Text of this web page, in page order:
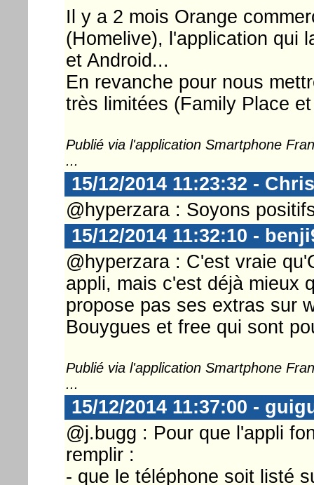
Il y a 2 mois Orange
(Homelive), l'application qui
et Android...
En revanche pour nous
très limitées (Family Place
Publié via l'application Smartphone
...
15/12/2014 11:23:32 -
@hyperzara : Soyons
15/12/2014 11:32:10 -
@hyperzara : C'est vraie
appli, mais c'est déjà mieux
propose pas ses extras sur
Bouygues et free qui sont
Publié via l'application Smartphone
...
15/12/2014 11:37:00 -
@j.bugg : Pour que l'appli
remplir :
- que le téléphone soit listé